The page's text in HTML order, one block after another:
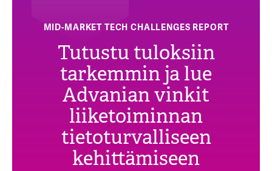
MID-MARKET TECH CHALLENGES REPORT
Tutustu tuloksiin
tarkemmin ja lue
Advanian vinkit
liiketoiminnan
tietoturvalliseen
kehittämiseen